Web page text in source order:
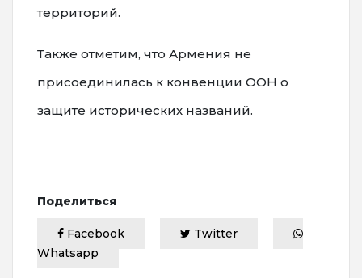
территорий.
Также отметим, что Армения не
присоединилась к конвенции ООН о
защите исторических названий.
Поделиться
Facebook
Twitter
Whatsapp